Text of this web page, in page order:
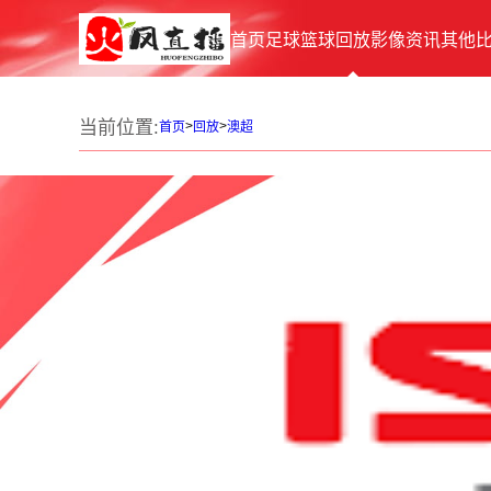
首页足球篮球回放影像资讯其他
当前位置:首页>回放>澳超